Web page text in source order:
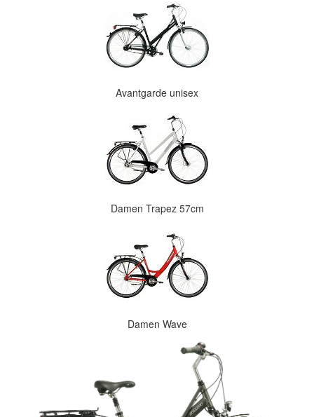
Avantgarde unisex
Damen Trapez 57cm
Damen Wave